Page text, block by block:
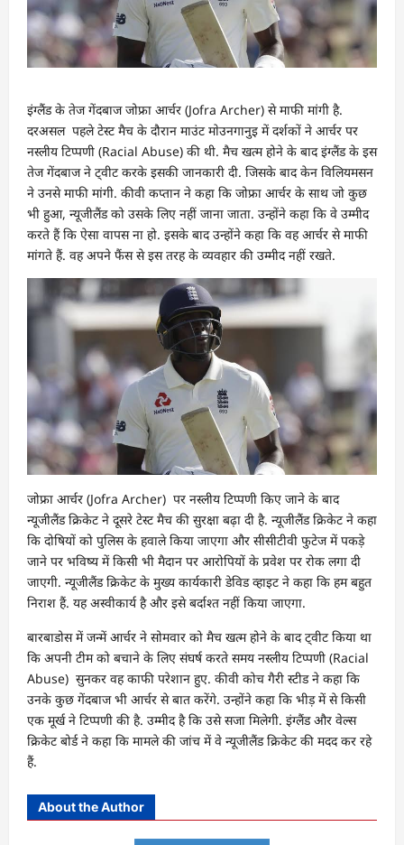
इंग्लैंड के तेज गेंदबाज जोफ्रा आर्चर (Jofra Archer) से माफी मांगी है.
दरअसल पहले टेस्ट मैच के दौरान माउंट माेउनगानुइ में दर्शकों ने आर्चर पर
नस्लीय टिप्पणी (Racial Abuse) की थी. मैच खत्म होने के बाद इंग्लैंड के इस
तेज गेंदबाज ने ट्वीट करके इसकी जानकारी दी. जिसके बाद केन विलियमसन
ने उनसे माफी मांगी. कीवी कप्तान ने कहा कि जोफ्रा आर्चर के साथ जो कुछ
भी हुआ, न्यूजीलैंड को उसके लिए नहीं जाना जाता. उन्हाेंने कहा कि वे उम्मीद
करते हैं कि ऐसा वापस ना हो. इसके बाद उन्होंने कहा कि वह आर्चर से माफी
मांगते हैं. वह अपने फैंस से इस तरह के व्यवहार की उम्मीद नहीं रखते.
जोफ्रा आर्चर (Jofra Archer) पर नस्लीय टिप्पणी किए जाने के बाद
न्यूजीलैंड क्रिकेट ने दूसरे टेस्ट मैच की सुरक्षा बढ़ा दी है. न्यूजीलैंड क्रिकेट ने कहा
कि दोषियों को पुलिस के हवाले किया जाएगा और सीसीटीवी फुटेज में पकड़े
जाने पर भविष्य में किसी भी मैदान पर आरोपियों के प्रवेश पर रोक लगा दी
जाएगी. न्यूजीलैंड क्रिकेट के मुख्य कार्यकारी डेविड व्हाइट ने कहा कि हम बहुत
निराश हैं. यह अस्वीकार्य है और इसे बर्दाश्त नहीं किया जाएगा.
बारबाडोस में जन्में आर्चर ने सोमवार को मैच खत्म होने के बाद ट्वीट किया था
कि अपनी टीम को बचाने के लिए संघर्ष करते समय नस्लीय टिप्पणी (Racial
Abuse) सुनकर वह काफी परेशान हुए. कीवी कोच गैरी स्टीड ने कहा कि
उनके कुछ गेंदबाज भी आर्चर से बात करेंगे. उन्होंने कहा कि भीड़ में से किसी
एक मूर्ख ने टिप्पणी की है. उम्मीद है कि उसे सजा मिलेगी. इंग्लैंड और वेल्स
क्रिकेट बोर्ड ने कहा कि मामले की जांच में वे न्यूजीलैंड क्रिकेट की मदद कर रहे
हैं.
About the Author